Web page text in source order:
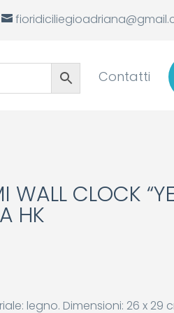
Contatti
WALL CLOCK
HK
legno. Dimensioni: 26 x 29